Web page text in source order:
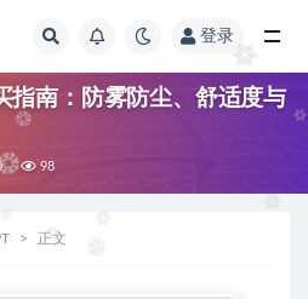
登录
指南：防雾防尘、舒适度与
98
正文